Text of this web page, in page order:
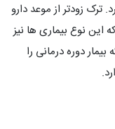
ترک زودتر از موعد دارو
این نوع بیماری ها نیز
دوره درمانی را